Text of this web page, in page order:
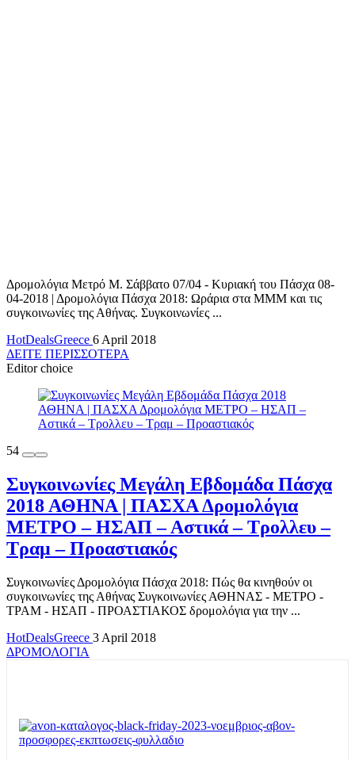
Δρομολόγια Μετρό Μ. Σάββατο 07/04 - Κυριακή του Πάσχα 08-
04-2018 | Δρομολόγια Πάσχα 2018: Ωράρια στα ΜΜΜ και τις
συγκοινωνίες της Αθήνας. Συγκοινωνίες ...
HotDealsGreece 6 April 2018
ΔΕΙΤΕ ΠΕΡΙΣΣΟΤΕΡΑ
Editor choice
54
Συγκοινωνίες Μεγάλη Εβδομάδα Πάσχα
2018 ΑΘΗΝΑ | ΠΑΣΧΑ Δρομολόγια
ΜΕΤΡΟ – ΗΣΑΠ – Αστικά – Τρολλευ –
Τραμ – Προαστιακός
Συγκοινωνίες Δρομολόγια Πάσχα 2018: Πώς θα κινηθούν οι
συγκοινωνίες της Αθήνας Συγκοινωνίες ΑΘΗΝΑΣ - ΜΕΤΡΟ -
ΤΡΑΜ - ΗΣΑΠ - ΠΡΟΑΣΤΙΑΚΟΣ δρομολόγια για την ...
HotDealsGreece 3 April 2018
ΔΡΟΜΟΛΟΓΙΑ